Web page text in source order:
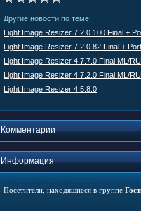
Другие новости по теме:
Light Image Resizer 7.2.0.100 Final +
Light Image Resizer 7.2.0.82 Final +
Light Image Resizer 4.7.7.0 Final ML/
Light Image Resizer 4.7.2.0 Final ML/
Light Image Resizer 4.5.8.0
Комментарии
Информация
Посетители, находящиеся в группе